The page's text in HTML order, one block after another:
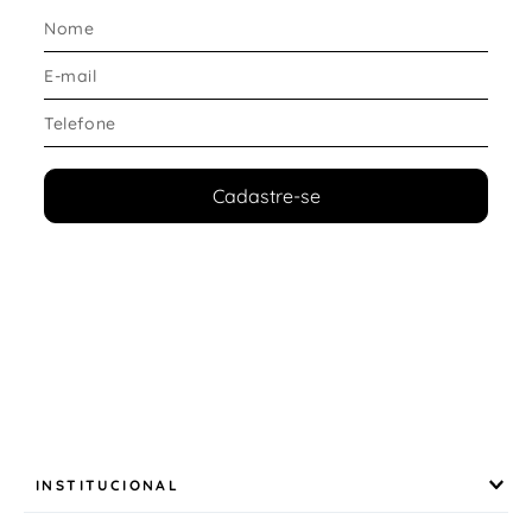
A linha Flow conta com a tecnologia
proporciona um calçado superleve e confortável.
Benefícios práticos:
Estrutura leve que reduz a sensação de peso nos
pés
Sola flexível que acompanha o movimento
Forro em tecido espumado que auxilia na
Cadastre-se
INSTITUCIONAL